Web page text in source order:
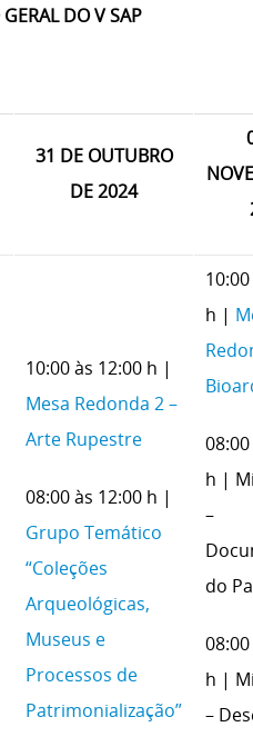
DO V SAP
31 DE OUTUBRO
DE 2024
10:00 às 12:00 h |
Mesa Redonda 2 –
Arte Rupestre
08:00 às 12:00 h |
Grupo Temático
“Coleções
Arqueológicas,
Museus e
Processos de
Patrimonialização”
h |
h |
–
do
h |
–